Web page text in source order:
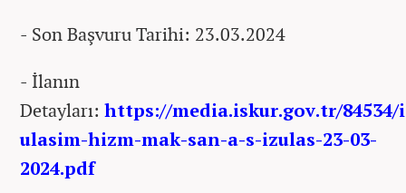
- Son Başvuru Tarihi: 23.03.2024
- İlanın
Detayları: https://media.iskur.gov.tr/
ulasim-hizm-mak-san-a-s-izulas-23-03-
2024.pdf